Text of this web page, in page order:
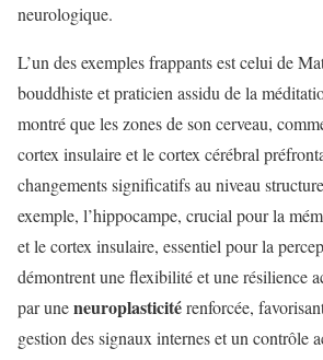
neurologique.
L’un des exemples frappants est celui de
bouddhiste et praticien assidu de la
montré que les zones de son cerveau,
cortex insulaire et le cortex cérébral
changements significatifs au niveau
exemple, l’hippocampe, crucial pour la
et le cortex insulaire, essentiel pour la
démontrent une flexibilité et une résilience
par uneneuroplasticitérenforcée,
gestion des signaux internes et un contrôle